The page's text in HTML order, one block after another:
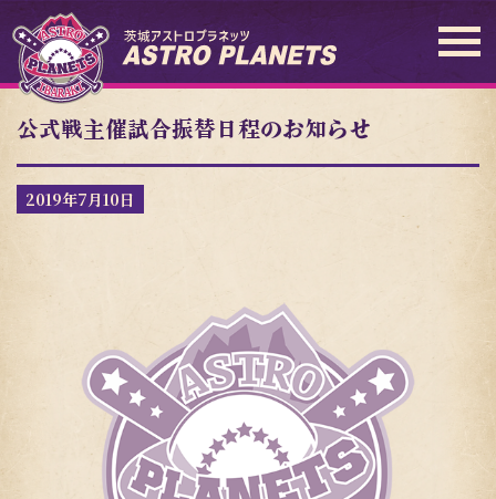
公式戦主催試合振替日程のお知らせ
2019年7月10日